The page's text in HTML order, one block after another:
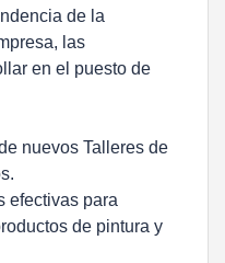
de la
las
en el puesto de
nuevos Talleres de
efectivas para
de pintura y